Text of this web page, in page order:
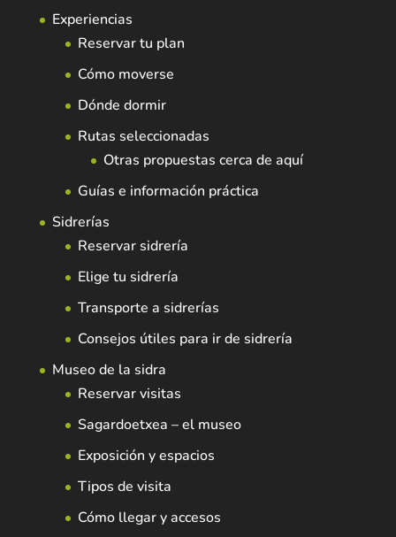
Experiencias
Reservar tu plan
Cómo moverse
Dónde dormir
Rutas seleccionadas
Otras propuestas cerca de aquí
Guías e información práctica
Sidrerías
Reservar sidrería
Elige tu sidrería
Transporte a sidrerías
Consejos útiles para ir de sidrería
Museo de la sidra
Reservar visitas
Sagardoetxea – el museo
Exposición y espacios
Tipos de visita
Cómo llegar y accesos